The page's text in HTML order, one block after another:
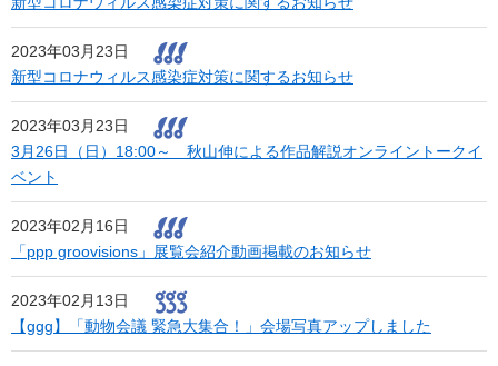
2023年03月23日
新型コロナウィルス感染症対策に関するお知らせ
2023年03月23日
3月26日（日）18:00～ 秋山伸による作品解説オンライントークイ
ベント
2023年02月16日
「ppp groovisions」展覧会紹介動画掲載のお知らせ
2023年02月13日
【ggg】「動物会議 緊急大集合！」会場写真アップしました